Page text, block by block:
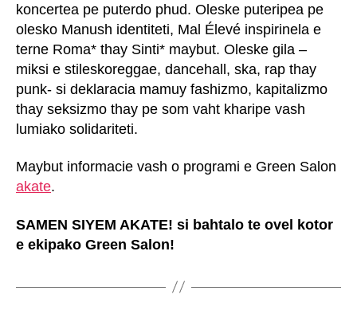
koncertea pe puterdo phud. Oleske puteripea pe
olesko Manush identiteti, Mal Élevé inspirinela e
terne Roma* thay Sinti* maybut. Oleske gila –
miksi e stileskoreggae, dancehall, ska, rap thay
punk- si deklaracia mamuy fashizmo, kapitalizmo
thay seksizmo thay pe som vaht kharipe vash
lumiako solidariteti.
Maybut informacie vash o programi e Green Salon
akate.
SAMEN SIYEM AKATE! si bahtalo te ovel kotor
e ekipako Green Salon!